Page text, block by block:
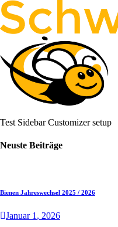
Test Sidebar Customizer setup
Neuste Beiträge
Bienen Jahreswechsel 2025 / 2026
Januar 1 , 2026